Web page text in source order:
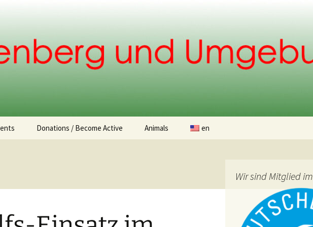
Donations / Become Active Animals en
Wir sind Mitglied im